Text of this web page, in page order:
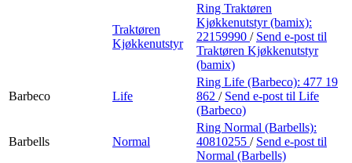
Traktøren
Kjøkkenutstyr
Ring Traktøren
Kjøkkenutstyr (bamix):
22159990 / Send e-post til
Traktøren Kjøkkenutstyr
(bamix)
Barbeco Life
Ring Life (Barbeco): 477 19
862 / Send e-post til Life
(Barbeco)
Barbells Normal
Ring Normal (Barbells):
40810255 / Send e-post til
Normal (Barbells)